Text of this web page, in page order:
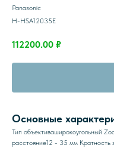
Panasonic
H-HSA12035E
112200.00 ₽
Основные
Тип объективаширокоугольный
расстояние12 - 35 мм Кратность